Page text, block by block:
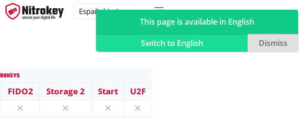
FIDO2 Storage 2 Start U2F
⨯ ⨯ ⨯ ⨯
This page is available in English
Switch to English
Dismiss